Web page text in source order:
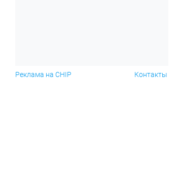
Реклама на CHIP Контакты